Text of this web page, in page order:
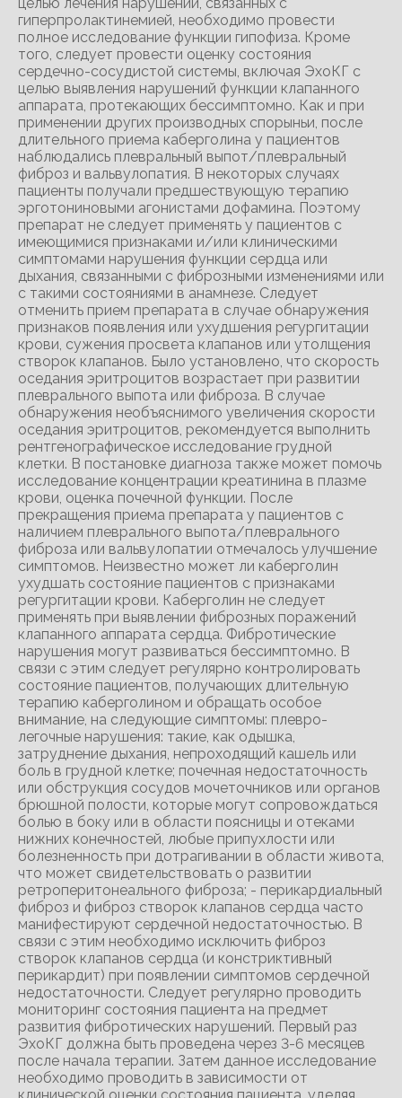
гиперпролактинемией, необходимо провести
полное исследование функции гипофиза. Кроме
того, следует провести оценку состояния
сердечно-сосудистой системы, включая ЭхоКГ с
целью выявления нарушений функции клапанного
аппарата, протекающих бессимптомно. Как и при
применении других производных спорыньи, после
длительного приема каберголина у пациентов
наблюдались плевральный выпот/плевральный
фиброз и вальвулопатия. В некоторых случаях
пациенты получали предшествующую терапию
эрготониновыми агонистами дофамина. Поэтому
препарат не следует применять у пациентов с
имеющимися признаками и/или клиническими
симптомами нарушения функции сердца или
дыхания, связанными с фиброзными изменениями или
с такими состояниями в анамнезе. Следует
отменить прием препарата в случае обнаружения
признаков появления или ухудшения регургитации
крови, сужения просвета клапанов или утолщения
створок клапанов. Было установлено, что скорость
оседания эритроцитов возрастает при развитии
плеврального выпота или фиброза. В случае
обнаружения необъяснимого увеличения скорости
оседания эритроцитов, рекомендуется выполнить
рентгенографическое исследование грудной
клетки. В постановке диагноза также может помочь
исследование концентрации креатинина в плазме
крови, оценка почечной функции. После
прекращения приема препарата у пациентов с
наличием плеврального выпота/плеврального
фиброза или вальвулопатии отмечалось улучшение
симптомов. Неизвестно может ли каберголин
ухудшать состояние пациентов с признаками
регургитации крови. Каберголин не следует
применять при выявлении фиброзных поражений
клапанного аппарата сердца. Фибротические
нарушения могут развиваться бессимптомно. В
связи с этим следует регулярно контролировать
состояние пациентов, получающих длительную
терапию каберголином и обращать особое
внимание, на следующие симптомы: плевро-
легочные нарушения: такие, как одышка,
затруднение дыхания, непроходящий кашель или
боль в грудной клетке; почечная недостаточность
или обструкция сосудов мочеточников или органов
брюшной полости, которые могут сопровождаться
болью в боку или в области поясницы и отеками
нижних конечностей, любые припухлости или
болезненность при дотрагивании в области живота,
что может свидетельствовать о развитии
ретроперитонеального фиброза; - перикардиальный
фиброз и фиброз створок клапанов сердца часто
манифестируют сердечной недостаточностью. В
связи с этим необходимо исключить фиброз
створок клапанов сердца (и констриктивный
перикардит) при появлении симптомов сердечной
недостаточности. Следует регулярно проводить
мониторинг состояния пациента на предмет
развития фибротических нарушений. Первый раз
ЭхоКГ должна быть проведена через 3-6 месяцев
после начала терапии. Затем данное исследование
необходимо проводить в зависимости от